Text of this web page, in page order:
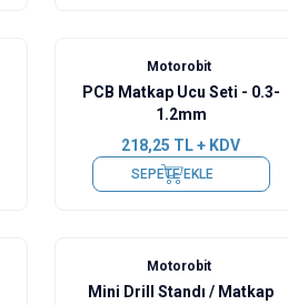
Motorobit
PCB Matkap Ucu Seti - 0.3-
1.2mm
218,25 TL + KDV
SEPETE EKLE
Motorobit
Mini Drill Standı / Matkap